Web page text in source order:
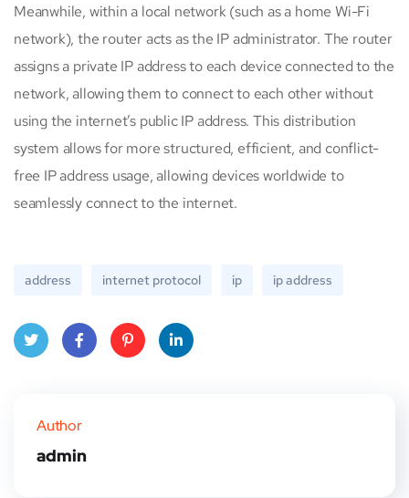
Meanwhile, within a local network (such as a home Wi-Fi
network), the router acts as the IP administrator. The router
assigns a private IP address to each device connected to the
network, allowing them to connect to each other without
using the internet’s public IP address. This distribution
system allows for more structured, efficient, and conflict-
free IP address usage, allowing devices worldwide to
seamlessly connect to the internet.
address internet protocol ip ip address
Author
admin